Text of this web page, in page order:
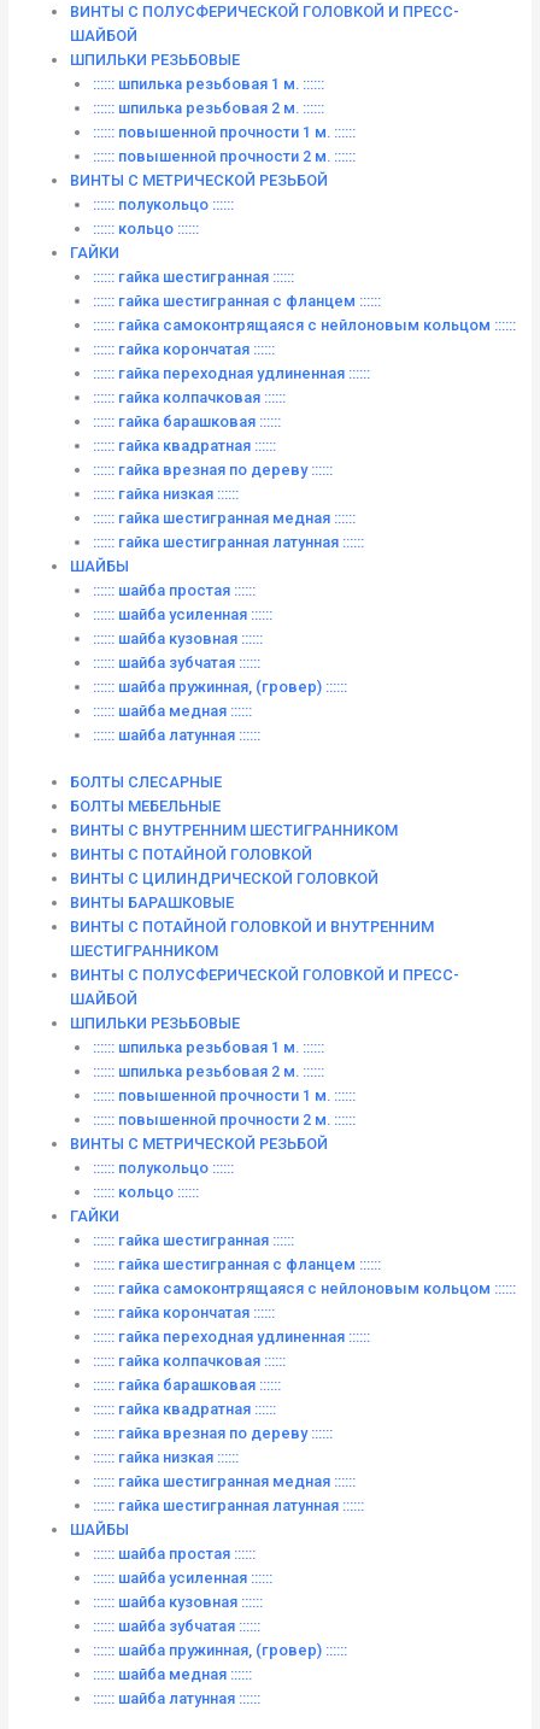
ВИНТЫ С ПОЛУСФЕРИЧЕСКОЙ ГОЛОВКОЙ И ПРЕСС-
ШАЙБОЙ
ШПИЛЬКИ РЕЗЬБОВЫЕ
:::::: шпилька резьбовая 1 м. ::::::
:::::: шпилька резьбовая 2 м. ::::::
:::::: повышенной прочности 1 м. ::::::
:::::: повышенной прочности 2 м. ::::::
ВИНТЫ C МЕТРИЧЕСКОЙ РЕЗЬБОЙ
:::::: полукольцо ::::::
:::::: кольцо ::::::
ГАЙКИ
:::::: гайка шестигранная ::::::
:::::: гайка шестигранная с фланцем ::::::
:::::: гайка самоконтрящаяся с нейлоновым кольцом ::::::
:::::: гайка корончатая ::::::
:::::: гайка переходная удлиненная ::::::
:::::: гайка колпачковая ::::::
:::::: гайка барашковая ::::::
:::::: гайка квадратная ::::::
:::::: гайка врезная по дереву ::::::
:::::: гайка низкая ::::::
:::::: гайка шестигранная медная ::::::
:::::: гайка шестигранная латунная ::::::
ШАЙБЫ
:::::: шайба простая ::::::
:::::: шайба усиленная ::::::
:::::: шайба кузовная ::::::
:::::: шайба зубчатая ::::::
:::::: шайба пружинная, (гровер) ::::::
:::::: шайба медная ::::::
:::::: шайба латунная ::::::
БОЛТЫ СЛЕСАРНЫЕ
БОЛТЫ МЕБЕЛЬНЫЕ
ВИНТЫ С ВНУТРЕННИМ ШЕСТИГРАННИКОМ
ВИНТЫ С ПОТАЙНОЙ ГОЛОВКОЙ
ВИНТЫ С ЦИЛИНДРИЧЕСКОЙ ГОЛОВКОЙ
ВИНТЫ БАРАШКОВЫЕ
ВИНТЫ С ПОТАЙНОЙ ГОЛОВКОЙ И ВНУТРЕННИМ
ШЕСТИГРАННИКОМ
ВИНТЫ С ПОЛУСФЕРИЧЕСКОЙ ГОЛОВКОЙ И ПРЕСС-
ШАЙБОЙ
ШПИЛЬКИ РЕЗЬБОВЫЕ
:::::: шпилька резьбовая 1 м. ::::::
:::::: шпилька резьбовая 2 м. ::::::
:::::: повышенной прочности 1 м. ::::::
:::::: повышенной прочности 2 м. ::::::
ВИНТЫ C МЕТРИЧЕСКОЙ РЕЗЬБОЙ
:::::: полукольцо ::::::
:::::: кольцо ::::::
ГАЙКИ
:::::: гайка шестигранная ::::::
:::::: гайка шестигранная с фланцем ::::::
:::::: гайка самоконтрящаяся с нейлоновым кольцом ::::::
:::::: гайка корончатая ::::::
:::::: гайка переходная удлиненная ::::::
:::::: гайка колпачковая ::::::
:::::: гайка барашковая ::::::
:::::: гайка квадратная ::::::
:::::: гайка врезная по дереву ::::::
:::::: гайка низкая ::::::
:::::: гайка шестигранная медная ::::::
:::::: гайка шестигранная латунная ::::::
ШАЙБЫ
:::::: шайба простая ::::::
:::::: шайба усиленная ::::::
:::::: шайба кузовная ::::::
:::::: шайба зубчатая ::::::
:::::: шайба пружинная, (гровер) ::::::
:::::: шайба медная ::::::
:::::: шайба латунная ::::::